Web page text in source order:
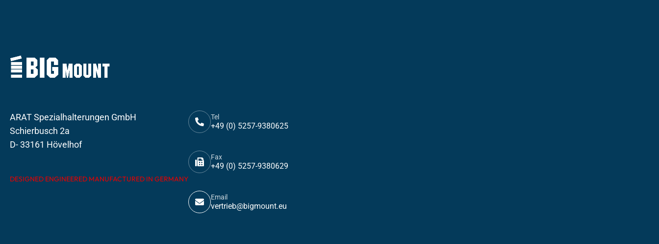
ARAT Spezialhalterungen GmbH
Schierbusch 2a
D- 33161 Hövelhof
DESIGNED ENGINEERED MANUFACTURED IN GERMANY
Tel
+49 (0) 5257-9380625
Fax
+49 (0) 5257-9380629
Email
vertrieb@bigmount.eu